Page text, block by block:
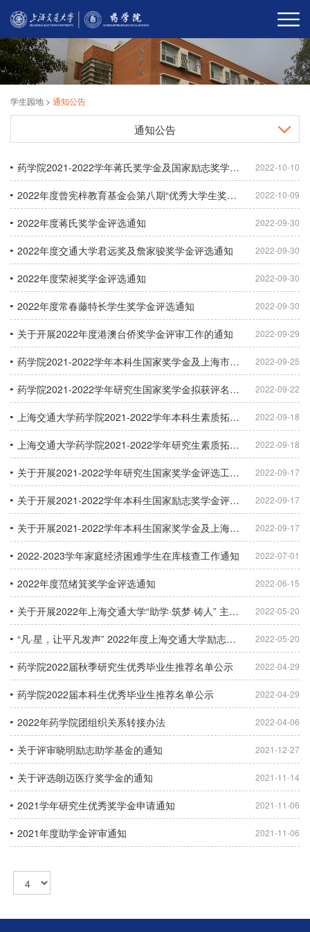
学生园地 > 通知公告
通知公告
药学院2021-2022学年蒋氏奖学金及国家励志奖学金拟获评名单公示 2022-10-10
2022年度曾宪梓教育基金会第八期“优秀大学生奖励计划”评选通知 2022-10-09
2022年度蒋氏奖学金评选通知 2022-09-30
2022年度交通大学君远奖及詹家骏奖学金评选通知 2022-09-30
2022年度荣昶奖学金评选通知 2022-09-30
2022年度常春藤特长学生奖学金评选通知 2022-09-30
关于开展2022年度港澳台侨奖学金评审工作的通知 2022-09-29
药学院2021-2022学年本科生国家奖学金及上海市奖学金拟获评名单公示 2022-09-25
药学院2021-2022学年研究生国家奖学金拟获评名单公示 2022-09-22
上海交通大学药学院2021-2022学年本科生素质拓展认定成绩公示 2022-09-18
上海交通大学药学院2021-2022学年研究生素质拓展认定成绩公示 2022-09-18
关于开展2021-2022学年研究生国家奖学金评选工作的通知 2022-09-17
关于开展2021-2022学年本科生国家励志奖学金评选工作的通知 2022-09-17
关于开展2021-2022学年本科生国家奖学金及上海市奖学金评选工作的通知 2022-09-17
2022-2023学年家庭经济困难学生在库核查工作通知 2022-07-01
2022年度范绪箕奖学金评选通知 2022-06-15
关于开展2022年上海交通大学“助学·筑梦·铸人” 主题宣传活动的通知 2022-05-20
“凡·星，让平凡发声” 2022年度上海交通大学励志典型人物评选活动通知 2022-05-20
药学院2022届秋季研究生优秀毕业生推荐名单公示 2022-04-29
药学院2022届本科生优秀毕业生推荐名单公示 2022-04-29
2022年药学院团组织关系转接办法 2022-04-06
关于评审晓明励志助学基金的通知 2021-12-27
关于评选朗迈医疗奖学金的通知 2021-11-14
2021学年研究生优秀奖学金申请通知 2021-11-06
2021年度助学金评审通知 2021-11-06